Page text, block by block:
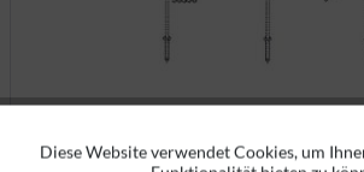
Windschutzstange Stahl für
Funktionale
Diese Website verwendet Cookies, um